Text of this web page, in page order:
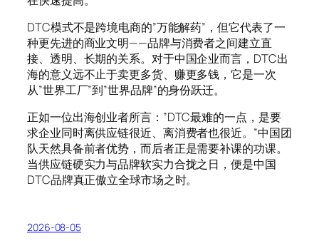
DTC模式不是跨境电商的”万能解药”，但它代表了一
种更先进的商业文明——品牌与消费者之间建立直
接、透明、长期的关系。对于中国企业而言，DTC出
海的意义远不止于卖更多货、赚更多钱，它是一次
从”世界工厂”到”世界品牌”的身份跃迁。
正如一位出海创业者所言：”DTC最难的一点，是要
求企业同时离供应链很近、离消费者也很近。”中国团
队天然具备前者优势，而后者正是需要补课的功课。
当供应链硬实力与品牌软实力合拢之日，便是中国
DTC品牌真正傲立全球市场之时。
2026-08-05